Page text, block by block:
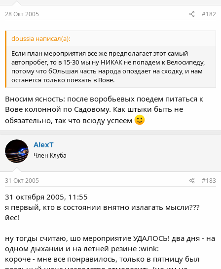
28 Окт 2005 #182
doussia написал(а):
Если план мероприятия все же предполагает этот самый
автопробег, то в 15-30 мы ну НИКАК не попадем к Велосипеду,
потому что бОльшая часть народа опоздает на сходку, и нам
останется только поехать в Вове.
Вносим ясность: после воробьевых поедем питаться к
Вове колонной по Садовому. Как штыки быть не
обязательно, так что всюду успеем
A!exT
Член Клуба
31 Окт 2005 #183
31 октября 2005, 11:55
я первый, кто в состоянии внятно излагать мысли???
йес!
ну тогды считаю, шо мероприятие УДАЛОСЬ! два дня - на
одном дыхании и на летней резине :wink:
короче - мне все понравилось, только в пятницу был